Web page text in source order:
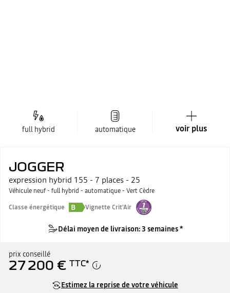
full hybrid automatique voir plus
JOGGER
expression hybrid 155 - 7 places - 25
Véhicule neuf - full hybrid - automatique - Vert Cèdre
Classe énergétique
B Vignette Crit'Air
Délai moyen de livraison: 3 semaines *
prix conseillé
27 200 € TTC*
Estimez la reprise de votre véhicule